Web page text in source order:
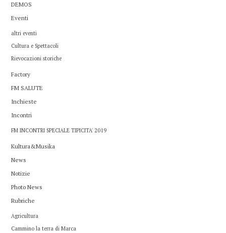
DEMOS
Eventi
altri eventi
Cultura e Spettacoli
Rievocazioni storiche
Factory
FM SALUTE
Inchieste
Incontri
FM INCONTRI SPECIALE TIPICITA' 2019
Kultura&Musika
News
Notizie
Photo News
Rubriche
Agricultura
Cammino la terra di Marca